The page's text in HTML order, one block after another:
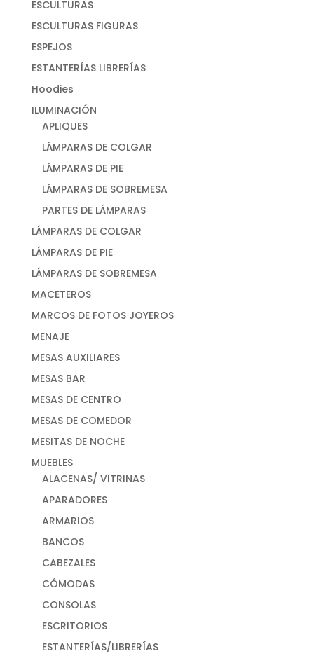
ESCULTURAS
ESCULTURAS FIGURAS
ESPEJOS
ESTANTERÍAS LIBRERÍAS
Hoodies
ILUMINACIÓN
APLIQUES
LÁMPARAS DE COLGAR
LÁMPARAS DE PIE
LÁMPARAS DE SOBREMESA
PARTES DE LÁMPARAS
LÁMPARAS DE COLGAR
LÁMPARAS DE PIE
LÁMPARAS DE SOBREMESA
MACETEROS
MARCOS DE FOTOS JOYEROS
MENAJE
MESAS AUXILIARES
MESAS BAR
MESAS DE CENTRO
MESAS DE COMEDOR
MESITAS DE NOCHE
MUEBLES
ALACENAS/ VITRINAS
APARADORES
ARMARIOS
BANCOS
CABEZALES
CÓMODAS
CONSOLAS
ESCRITORIOS
ESTANTERÍAS/LIBRERÍAS